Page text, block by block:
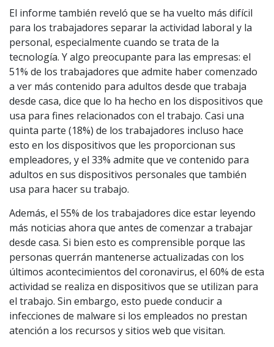
El informe también reveló que se ha vuelto más difícil
para los trabajadores separar la actividad laboral y la
personal, especialmente cuando se trata de la
tecnología. Y algo preocupante para las empresas: el
51% de los trabajadores que admite haber comenzado
a ver más contenido para adultos desde que trabaja
desde casa, dice que lo ha hecho en los dispositivos que
usa para fines relacionados con el trabajo. Casi una
quinta parte (18%) de los trabajadores incluso hace
esto en los dispositivos que les proporcionan sus
empleadores, y el 33% admite que ve contenido para
adultos en sus dispositivos personales que también
usa para hacer su trabajo.
Además, el 55% de los trabajadores dice estar leyendo
más noticias ahora que antes de comenzar a trabajar
desde casa. Si bien esto es comprensible porque las
personas querrán mantenerse actualizadas con los
últimos acontecimientos del coronavirus, el 60% de esta
actividad se realiza en dispositivos que se utilizan para
el trabajo. Sin embargo, esto puede conducir a
infecciones de malware si los empleados no prestan
atención a los recursos y sitios web que visitan.